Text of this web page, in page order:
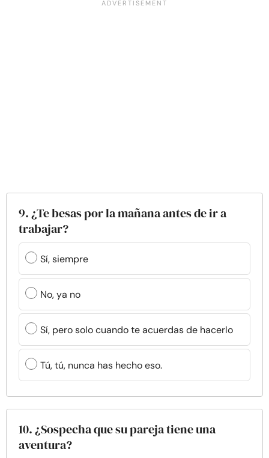
9. ¿Te besas por la mañana antes de ir a
trabajar?
Sí, siempre
No, ya no
Sí, pero solo cuando te acuerdas de hacerlo
Tú, tú, nunca has hecho eso.
10. ¿Sospecha que su pareja tiene una
aventura?